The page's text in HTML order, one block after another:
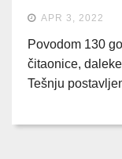
APR 3, 2022
Povodom 130
čitaonice,
Tešnju